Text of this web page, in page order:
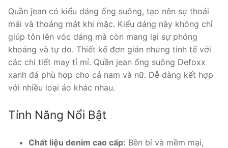
Quần jean có kiểu dáng ống suông, tạo nên sự thoải
mái và thoáng mát khi mặc. Kiểu dáng này không chỉ
giúp tôn lên vóc dáng mà còn mang lại sự phóng
khoáng và tự do. Thiết kế đơn giản nhưng tinh tế với
các chi tiết may tỉ mỉ. Quần jean ống suông Defoxx
xanh đá phù hợp cho cả nam và nữ. Dễ dàng kết hợp
với nhiều loại áo khác nhau.
Tính Năng Nổi Bật
Chất liệu denim cao cấp: Bền bỉ và mềm mại,